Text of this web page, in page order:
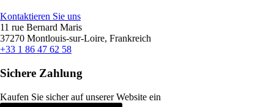
Kontaktieren Sie uns
11 rue Bernard Maris
37270 Montlouis-sur-Loire, Frankreich
+33 1 86 47 62 58
Sichere Zahlung
Kaufen Sie sicher auf unserer Website ein